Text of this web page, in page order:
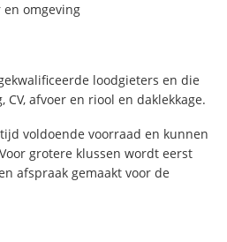
omgeving
loodgieters en die
afvoer en riool en daklekkage.
voldoende voorraad en kunnen
grotere klussen wordt eerst
afspraak gemaakt voor de